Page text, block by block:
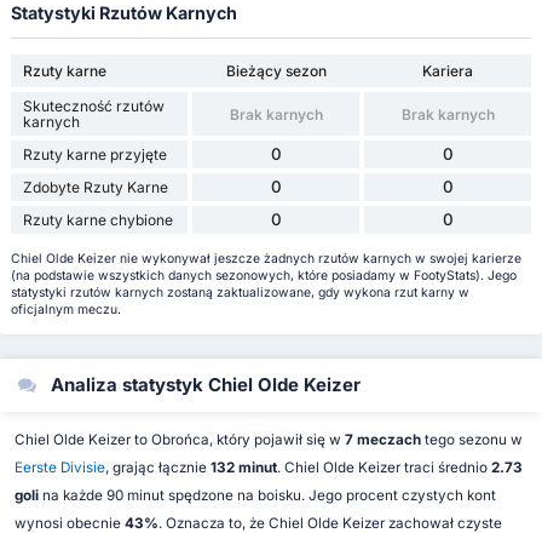
Statystyki Rzutów Karnych
Rzuty karne Bieżący sezon
Kariera
Skuteczność rzutów
karnych
Brak karnych Brak karnych
Rzuty karne przyjęte 0 0
Zdobyte Rzuty Karne 0 0
Rzuty karne chybione 0 0
Chiel Olde Keizer nie wykonywał jeszcze żadnych rzutów karnych w swojej karierze
(na podstawie wszystkich danych sezonowych, które posiadamy w FootyStats). Jego
statystyki rzutów karnych zostaną zaktualizowane, gdy wykona rzut karny w
oficjalnym meczu.
Analiza statystyk Chiel Olde Keizer
Chiel Olde Keizer to Obrońca, który pojawił się w 7 meczachtego sezonu w
Eerste Divisie, grając łącznie 132 minut. Chiel Olde Keizer traci średnio 2.73
golina każde 90 minut spędzone na boisku. Jego procent czystych kont
wynosi obecnie 43%. Oznacza to, że Chiel Olde Keizer zachował czyste